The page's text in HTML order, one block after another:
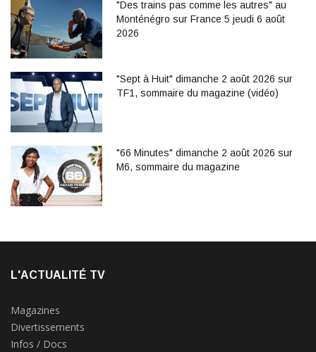
"Des trains pas comme les autres" au
Monténégro sur France 5 jeudi 6 août
2026
"Sept à Huit" dimanche 2 août 2026 sur
TF1, sommaire du magazine (vidéo)
"66 Minutes" dimanche 2 août 2026 sur
M6, sommaire du magazine
L'ACTUALITÉ TV
Magazines
Divertissements
Infos / Docs